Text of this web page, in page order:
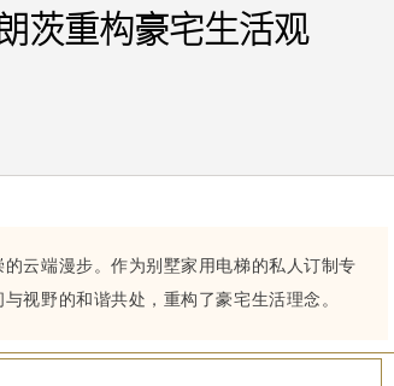
茨重构豪宅生活观
云端漫步。作为别墅家用电梯的私人订制专
视野的和谐共处，重构了豪宅生活理念。